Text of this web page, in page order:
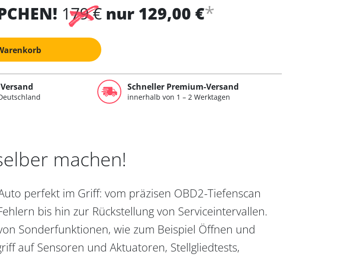
179 € nur 129,00 €*
Schneller Premium-Versand
innerhalb von 1 – 2 Werktagen
machen!
perfekt im Griff: vom präzisen OBD2-Tiefenscan
bis hin zur Rückstellung von Serviceintervallen.
Sonderfunktionen, wie zum Beispiel Öffnen und
auf Sensoren und Aktuatoren, Stellgliedtests,